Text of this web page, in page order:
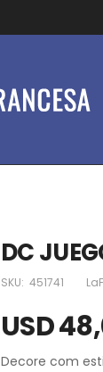
DC
SKU: 451741
USD
Decore com